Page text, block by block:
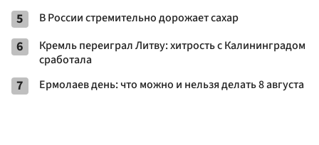
5 В России стремительно дорожает сахар
6
Кремль переиграл Литву: хитрость с Калининградом
сработала
7 Ермолаев день: что можно и нельзя делать 8 августа